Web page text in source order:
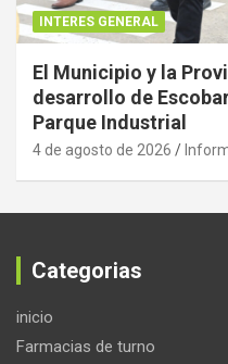
INTERES GENERAL
El Municipio y la
desarrollo de
Parque Industrial
4 de agosto de 2026
Categorias
inicio
Farmacias de turno